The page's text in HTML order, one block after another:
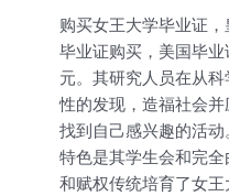
购买女王大学毕业证
毕业证购买，美国毕
元。其研究人员在从
性的发现，造福社会
找到自己感兴趣的活
特色是其学生会和完
和赋权传统培育了女王